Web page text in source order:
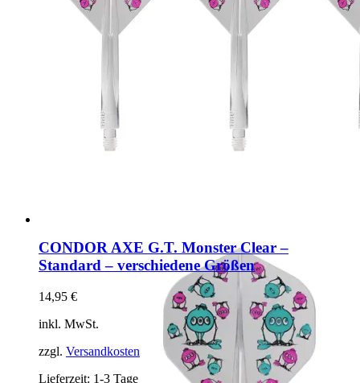
CONDOR AXE G.T. Monster Clear –
Standard – verschiedene Größen
14,95 €
inkl. MwSt.
zzgl. Versandkosten
Lieferzeit: 1-3 Tage